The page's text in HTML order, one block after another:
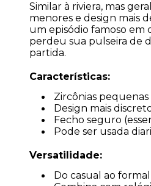
Similar à riviera, mas
menores e design mais
um episódio famoso em
perdeu sua pulseira de
partida.
Características:
Zircônias
Design mais
Fecho seguro
Pode ser usada
Versatilidade:
Do casual ao formal